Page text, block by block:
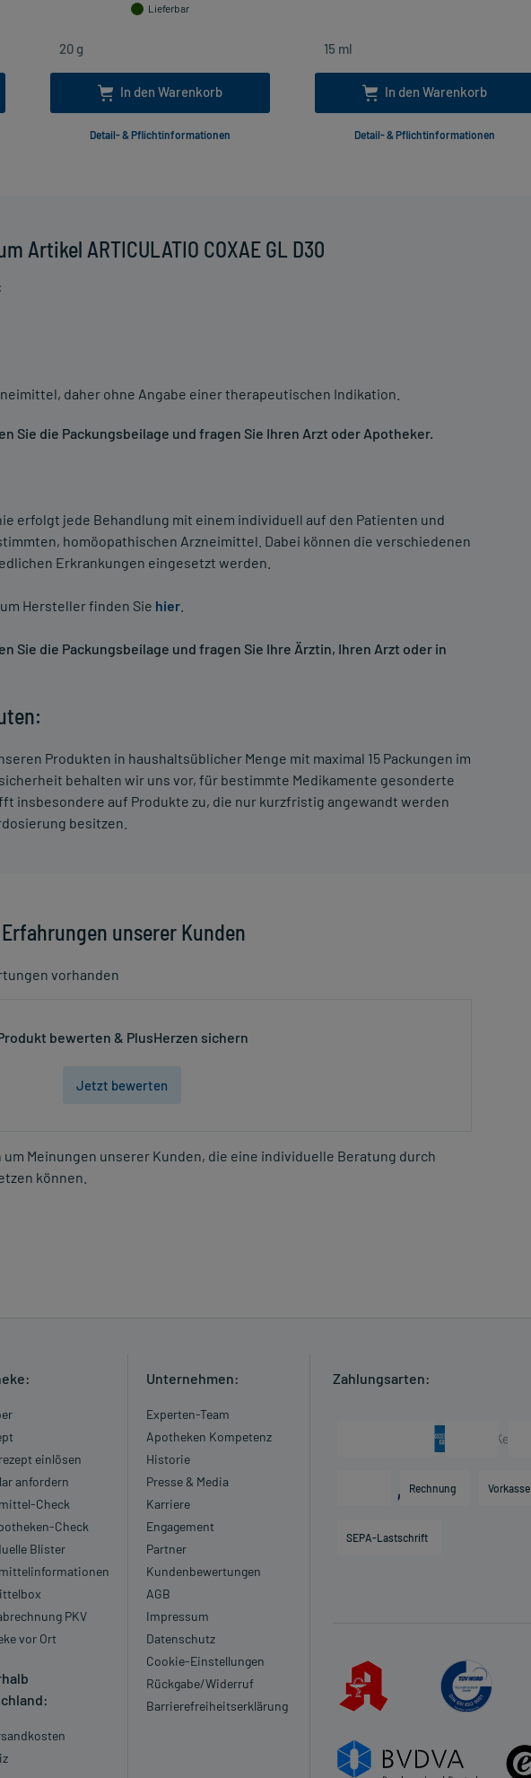
Artikel ARTICULATIO COXAE GL D30
daher ohne Angabe einer therapeutischen Indikation.
Sie die Packungsbeilage und fragen Sie Ihren Arzt oder Apotheker.
erfolgt jede Behandlung mit einem individuell auf den Patienten und
homöopathischen Arzneimittel. Dabei können die verschiedenen
Erkrankungen eingesetzt werden.
Hersteller finden Sie hier
Sie die Packungsbeilage und fragen Sie Ihre Ärztin, Ihren Arzt oder in
Produkten in haushaltsüblicher Menge mit maximal 15 Packungen im
behalten wir uns vor, für bestimmte Medikamente gesonderte
insbesondere auf Produkte zu, die nur kurzfristig angewandt werden
besitzen.
unserer Kunden
vorhanden
bewerten & PlusHerzen sichern
Jetzt bewerten
Meinungen unserer Kunden, die eine individuelle Beratung durch
können.
Lieferbar
In den Warenkorb
Detail- & Pflichtinformationen
In den Warenkorb
Detail- & Pflichtinformationen
einlösen
anfordern
Check
Check
Blister
PKV
vor Ort
Unternehmen:
Experten-Team
Apotheken Kompetenz
Historie
Presse & Media
Karriere
Engagement
Partner
Kundenbewertungen
AGB
Impressum
Datenschutz
Cookie-Einstellungen
Rückgabe/Widerruf
Barrierefreiheitserklärung
Zahlungsarten:
Rechnung Vorkasse
SEPA-Lastschrift